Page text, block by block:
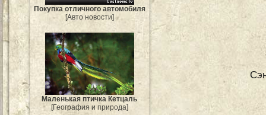
Покупка отличного автомобиля
[Авто новости]
Маленькая птичка Кетцаль
[География и природа]